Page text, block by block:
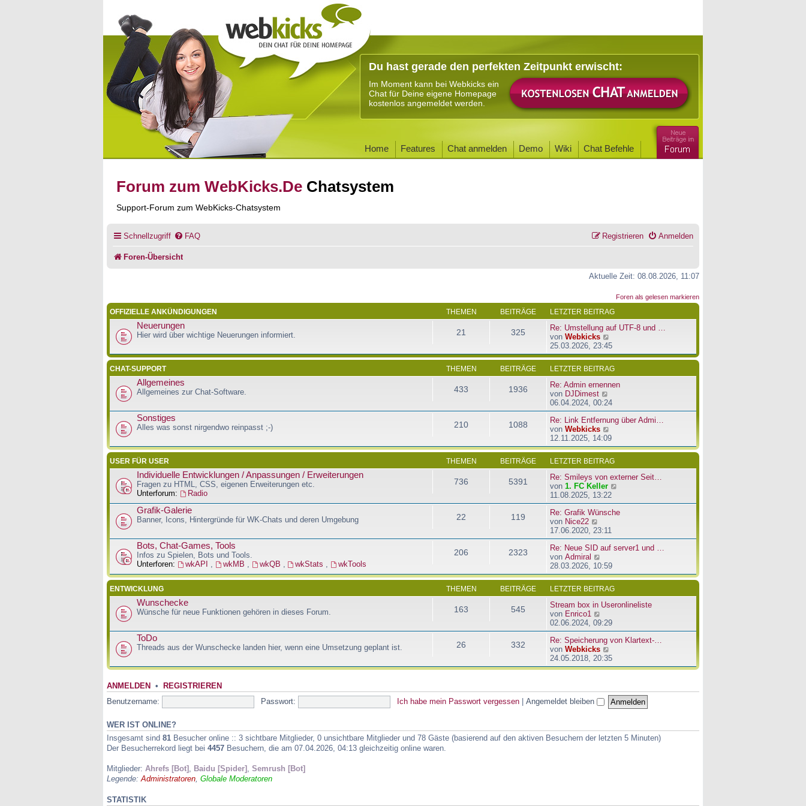
Du hast gerade den perfekten Zeitpunkt erwischt:
Im Moment kann bei Webkicks ein
Chat für Deine eigene Homepage
kostenlos angemeldet werden.
Home Features Chat anmelden Demo Wiki Chat Befehle
Forum zum WebKicks.De Chatsystem
Support-Forum zum WebKicks-Chatsystem
Schnellzugriff FAQ Anmelden
Registrieren
Foren-Übersicht
Aktuelle Zeit: 08.08.2026, 11:07
Foren als gelesen markieren
OFFIZIELLE ANKÜNDIGUNGEN THEMEN BEITRÄGE LETZTER BEITRAG
Neuerungen
Hier wird über wichtige Neuerungen informiert. 21 325
Re: Umstellung auf UTF-8 und …
von Webkicks
e
u
s
e
r
B
e
t
a
g
25.03.2026, 23:45
CHAT-SUPPORT THEMEN BEITRÄGE LETZTER BEITRAG
Allgemeines
Allgemeines zur Chat-Software. 433 1936
Re: Admin ernennen
von DJDimest
e
u
e
s
t
e
B
e
t
a
06.04.2024, 00:24
Sonstiges
Alles was sonst nirgendwo reinpasst ;-) 210 1088
Re: Link Entfernung über Admi…
von Webkicks
e
u
s
e
r
B
e
t
a
12.11.2025, 14:09
USER FÜR USER THEMEN BEITRÄGE LETZTER BEITRAG
Individuelle Entwicklungen / Anpassungen / Erweiterungen
Fragen zu HTML, CSS, eigenen Erweiterungen etc.
Unterforum:
Radio
736 5391
Re: Smileys von externer Seit…
von 1. FC Keller
u
e
e
r
i
a
11.08.2025, 13:22
Grafik-Galerie
Banner, Icons, Hintergründe für WK-Chats und deren Umgebung 22 119
Re: Grafik Wünsche
von Nice22
e
u
e
s
t
e
B
e
i
t
a
g
17.06.2020, 23:11
Bots, Chat-Games, Tools
Infos zu Spielen, Bots und Tools.
Unterforen:
wkAPI wkMB wkQB wkStats wkTools
206 2323
Re: Neue SID auf server1 und …
von Admiral
e
u
s
t
e
r
B
e
t
28.03.2026, 10:59
ENTWICKLUNG THEMEN BEITRÄGE LETZTER BEITRAG
Wunschecke
Wünsche für neue Funktionen gehören in dieses Forum. 163 545
Stream box in Useronlineliste
von Enrico1
e
u
e
s
t
e
e
a
g
02.06.2024, 09:29
ToDo
Threads aus der Wunschecke landen hier, wenn eine Umsetzung geplant ist. 26 332
Re: Speicherung von Klartext-…
von Webkicks
e
u
t
e
r
e
i
24.05.2018, 20:35
ANMELDEN • REGISTRIEREN
Benutzername: Passwort: Ich habe mein Passwort vergessen Angemeldet bleiben
WER IST ONLINE?
Insgesamt sind 81 Besucher online :: 3 sichtbare Mitglieder, 0 unsichtbare Mitglieder und 78 Gäste (basierend auf den aktiven Besuchern der letzten 5 Minuten)
Der Besucherrekord liegt bei 4457 Besuchern, die am 07.04.2026, 04:13 gleichzeitig online waren.
Mitglieder: Ahrefs [Bot] Baidu [Spider]
Semrush [Bot]
Legende: Administratoren Globale Moderatoren
STATISTIK